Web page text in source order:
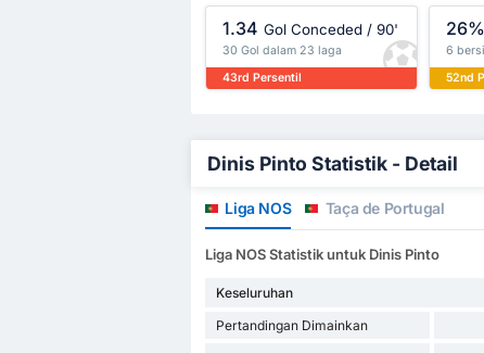
1.34 Gol Conceded / 90'
30 Gol dalam 23 laga
43rd Persentil
26%
6
52nd
Dinis Pinto Statistik - Detail
Liga NOS Taça de Portugal
Liga NOS Statistik untuk Dinis Pinto
Keseluruhan
Pertandingan Dimainkan